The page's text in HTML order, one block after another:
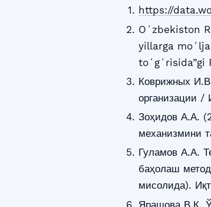
https://
Oʻzbekiston
yillarga
toʻgʻrisida”gi
Коврижных
организации
Зоҳидов А.А.
механизмини
Гуламов А.А.
баҳолаш
мисолида).
Ярашова В.К.